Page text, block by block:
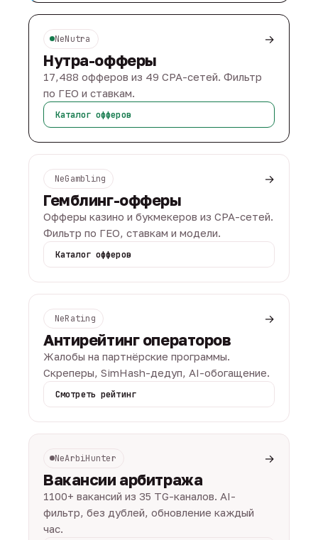
NeNutra →
Нутра-офферы
17,488 офферов из 49 CPA-сетей. Фильтр
по ГЕО и ставкам.
Каталог офферов
NeGambling →
Гемблинг-офферы
Офферы казино и букмекеров из CPA-сетей.
Фильтр по ГЕО, ставкам и модели.
Каталог офферов
NeRating →
Антирейтинг операторов
Жалобы на партнёрские программы.
Скреперы, SimHash-дедуп, AI-обогащение.
Смотреть рейтинг
NeArbiHunter →
Вакансии арбитража
1100+ вакансий из 35 TG-каналов. AI-
фильтр, без дублей, обновление каждый
час.